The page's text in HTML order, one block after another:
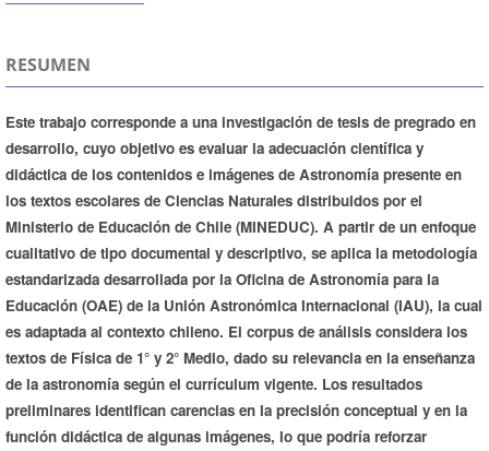
RESUMEN
Este trabajo corresponde a una investigación de tesis de pregrado en
desarrollo, cuyo objetivo es evaluar la adecuación científica y
didáctica de los contenidos e imágenes de Astronomía presente en
los textos escolares de Ciencias Naturales distribuidos por el
Ministerio de Educación de Chile (MINEDUC). A partir de un enfoque
cualitativo de tipo documental y descriptivo, se aplica la metodología
estandarizada desarrollada por la Oficina de Astronomía para la
Educación (OAE) de la Unión Astronómica Internacional (IAU), la cual
es adaptada al contexto chileno. El corpus de análisis considera los
textos de Física de 1° y 2° Medio, dado su relevancia en la enseñanza
de la astronomía según el currículum vigente. Los resultados
preliminares identifican carencias en la precisión conceptual y en la
función didáctica de algunas imágenes, lo que podría reforzar